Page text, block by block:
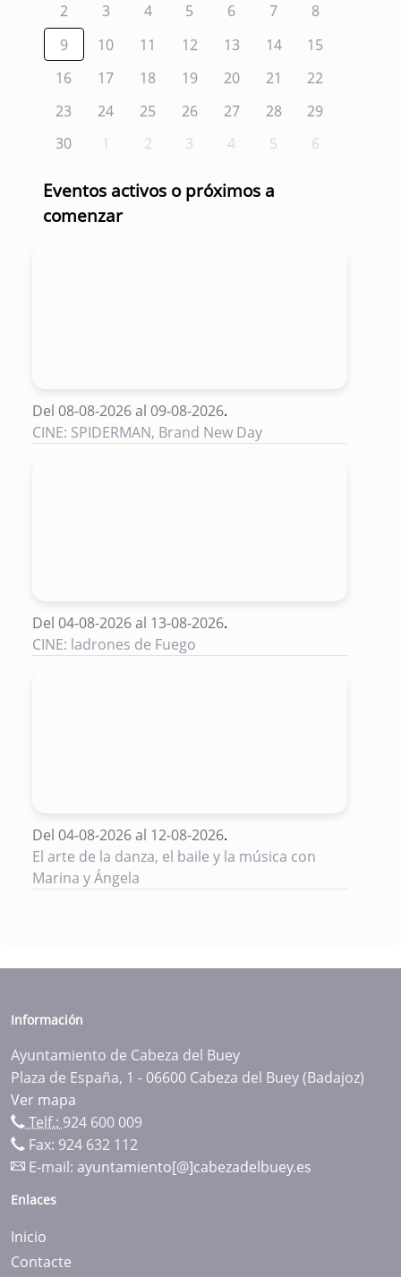
2
3 4 5 6 7
8
9
10 11 12 13 14
15
16
17 18 19 20 21
22
23
24 25 26 27 28
29
30
1 2 3 4 5 6
Eventos activos o próximos a
comenzar
Del 08-08-2026 al 09-08-2026.
CINE: SPIDERMAN, Brand New Day
Del 04-08-2026 al 13-08-2026.
CINE: ladrones de Fuego
Del 04-08-2026 al 12-08-2026.
El arte de la danza, el baile y la música con
Marina y Ángela
Información
Ayuntamiento de Cabeza del Buey
Plaza de España, 1 - 06600 Cabeza del Buey (Badajoz)
Ver mapa
Telf.: 924 600 009
Fax: 924 632 112
E-mail: ayuntamiento[@]cabezadelbuey.es
Enlaces
Inicio
Contacte